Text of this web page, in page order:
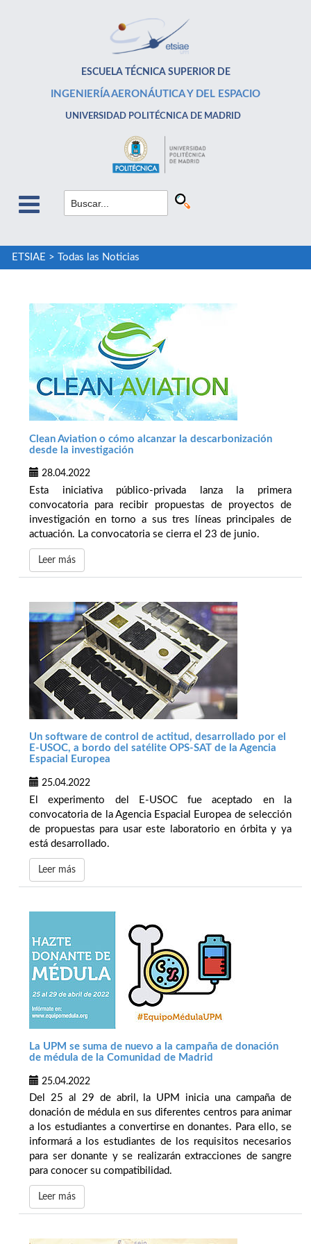
ESCUELA TÉCNICA SUPERIOR DE
INGENIERÍA AERONÁUTICA Y DEL ESPACIO
UNIVERSIDAD POLITÉCNICA DE MADRID
ETSIAE > Todas las Noticias
Clean Aviation o cómo alcanzar la descarbonización
desde la investigación
28.04.2022
Esta iniciativa público-privada lanza la primera
convocatoria para recibir propuestas de proyectos de
investigación en torno a sus tres líneas principales de
actuación. La convocatoria se cierra el 23 de junio.
Leer más
Un software de control de actitud, desarrollado por el
E-USOC, a bordo del satélite OPS-SAT de la Agencia
Espacial Europea
25.04.2022
El experimento del E-USOC fue aceptado en la
convocatoria de la Agencia Espacial Europea de selección
de propuestas para usar este laboratorio en órbita y ya
está desarrollado.
Leer más
La UPM se suma de nuevo a la campaña de donación
de médula de la Comunidad de Madrid
25.04.2022
Del 25 al 29 de abril, la UPM inicia una campaña de
donación de médula en sus diferentes centros para animar
a los estudiantes a convertirse en donantes. Para ello, se
informará a los estudiantes de los requisitos necesarios
para ser donante y se realizarán extracciones de sangre
para conocer su compatibilidad.
Leer más